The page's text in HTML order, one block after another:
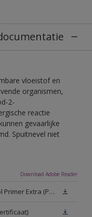
vloeistof en
organismen,
2-
reactie
gevaarlijke
Spuitnevel niet
Download Adobe Reader
Technisch Informatieblad Rubbol Primer Extra (PDF)